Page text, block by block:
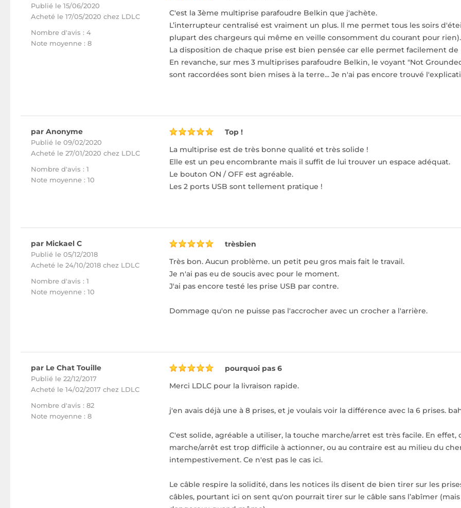
Publié le 15/06/2020
Acheté le 17/05/2020 chez LDLC
Nombre d'avis : 4
Note moyenne : 8
C'est la 3ème multiprise parafoudre Belkin que j'achète.
L’interrupteur centralisé est vraiment un plus. Il me permet tous les soirs
plupart des chargeurs qui même en veille consomment du courant pour rien).
La disposition de chaque prise est bien pensée car elle permet facilement
En revanche, sur mes 3 multiprises parafoudre Belkin, le voyant "Not
sont raccordées sont bien mises à la terre... Je n'ai pas encore trouvé
par Anonyme
Publié le 09/02/2020
Acheté le 27/01/2020 chez LDLC
Nombre d'avis : 1
Note moyenne : 10
Top !
La multiprise est de très bonne qualité et très solide !
Elle est un peu encombrante mais il suffit de lui trouver un espace adéquat.
Le bouton ON / OFF est agréable.
Les 2 ports USB sont tellement pratique !
par Mickael C
Publié le 05/12/2018
Acheté le 24/10/2018 chez LDLC
Nombre d'avis : 1
Note moyenne : 10
trèsbien
Très bon. Aucun problème. un petit peu gros mais fait le travail.
Je n'ai pas eu de soucis avec pour le moment.
J'ai pas encore testé les prise USB par contre.
Dommage qu'on ne puisse pas l'accrocher avec un crocher a l'arrière.
par Le Chat Touille
Publié le 22/12/2017
Acheté le 14/02/2017 chez LDLC
Nombre d'avis : 82
Note moyenne : 8
pourquoi pas 6
Merci LDLC pour la livraison rapide.
j'en avais déjà une à 8 prises, et je voulais voir la différence avec la 6 prises.
C'est solide, agréable a utiliser, la touche marche/arret est très facile. En
marche/arrêt est trop difficile à actionner, ou au contraire est au milieu du
intempestivement. Ce n'est pas le cas ici.
Le câble respire la solidité, dans les notices ils disent de bien tirer sur les
câbles, pourtant ici on sent qu'on pourrait tirer sur le câble sans l’abîmer